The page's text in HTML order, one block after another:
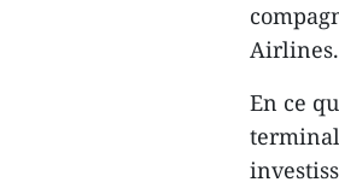
Airlines.
En ce